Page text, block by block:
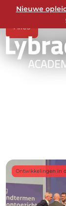
Nieuwe
Alles
Milieu en
Ontwikkelingen in